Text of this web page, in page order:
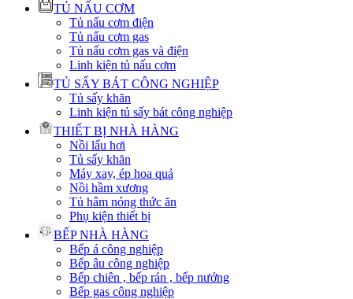
TỦ NẤU CƠM
Tủ nấu cơm điện
Tủ nấu cơm gas
Tủ nấu cơm gas và điện
Linh kiện tủ nấu cơm
TỦ SẤY BÁT CÔNG NGHIỆP
Tủ sấy khăn
Linh kiện tủ sấy bát công nghiệp
THIẾT BỊ NHÀ HÀNG
Nồi lẩu hơi
Tủ sấy khăn
Máy xay, ép hoa quả
Nồi hầm xương
Tủ hâm nóng thức ăn
Phụ kiện thiết bị
BẾP NHÀ HÀNG
Bếp á công nghiệp
Bếp âu công nghiệp
Bếp chiên , bếp rán , bếp nướng
Bếp gas công nghiệp